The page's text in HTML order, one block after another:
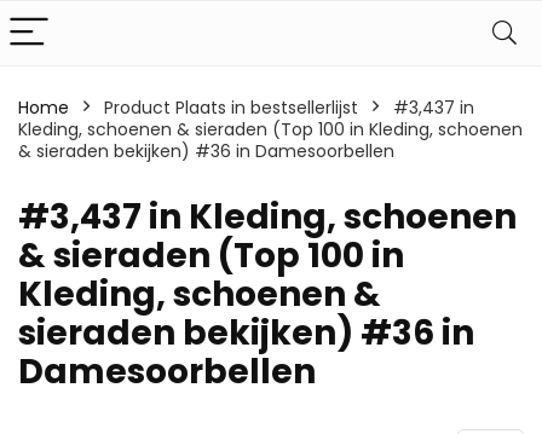
Home Product Plaats in bestsellerlijst
#3,437 in
Kleding, schoenen & sieraden (Top 100 in Kleding, schoenen
& sieraden bekijken) #36 in Damesoorbellen
#3,437 in Kleding, schoenen
& sieraden (Top 100 in
Kleding, schoenen &
sieraden bekijken) #36 in
Damesoorbellen